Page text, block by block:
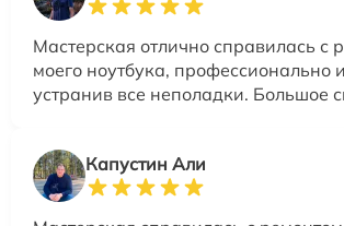
Мастерская отлично справилась с
моего ноутбука, профессионально
устранив все неполадки. Большое
Капустин Али